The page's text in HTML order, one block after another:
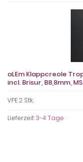
aLEm Klappcreole
incl. Brisur, B8,8mm,
VPE 2 Stk.
Lieferzeit:3-4 Tage